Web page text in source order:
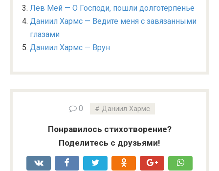
Лев Мей — О Господи, пошли долготерпенье
Даниил Хармс — Ведите меня с завязанными
глазами
Даниил Хармс — Врун
0 Даниил Хармс
Понравилось стихотворение?
Поделитесь с друзьями!